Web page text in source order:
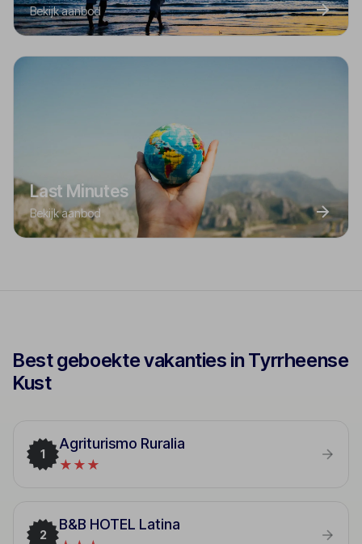
Bekijk aanbod
Last Minutes
Bekijk aanbod
Best geboekte vakanties in Tyrrheense
Kust
1
Agriturismo Ruralia
★★★
2
B&B HOTEL Latina